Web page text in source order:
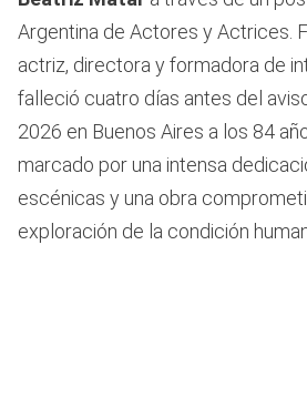
Argentina de Actores y Actrices.
actriz, directora y formadora de
falleció cuatro días antes del
2026 en Buenos Aires a los 84
marcado por una intensa
escénicas y una obra
exploración de la condición